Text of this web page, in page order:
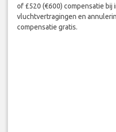
of £520 (€600) compensatie bij
vluchtvertragingen en
compensatie gratis.